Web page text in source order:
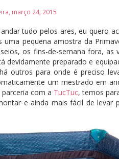
março 24, 2015
tudo pelos ares, eu quero
uma pequena amostra da
os fins-de-semana fora, as
devidamente preparado e
outros para onde é preciso
um mestrado em
com a TucTuc, temos
e ainda mais fácil de levar